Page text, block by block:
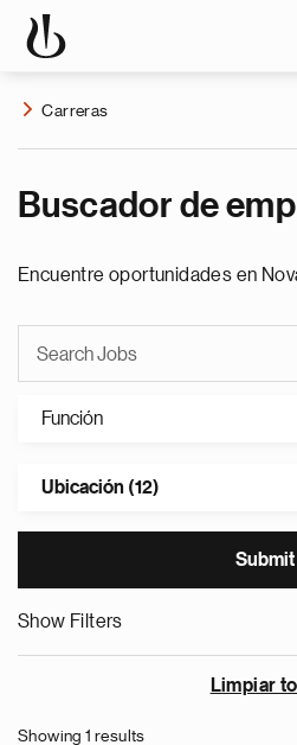
Carreras
Buscador de
Encuentre oportunidades en
Función
Ubicación (12)
Show Filters
Limpiar
Showing 1 results